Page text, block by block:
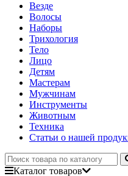
Везде
Волосы
Наборы
Трихология
Тело
Лицо
Детям
Мастерам
Мужчинам
Инструменты
Животным
Техника
Статьи о нашей
Каталог товаров